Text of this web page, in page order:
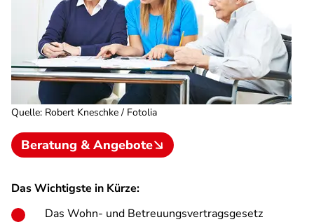
Quelle: Robert Kneschke / Fotolia
Beratung & Angebote
Das Wichtigste in Kürze:
Das Wohn- und Betreuungsvertragsgesetz